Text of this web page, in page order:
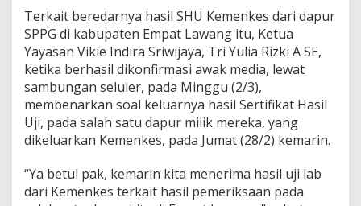
A
P
H
U
s
t
I
n
d
k
a
s
Terkait beredarnya hasil SHU Kemenkes dari dapur
SPPG di kabupaten Empat Lawang itu, Ketua
Yayasan Vikie Indira Sriwijaya, Tri Yulia Rizki A SE,
ketika berhasil dikonfirmasi awak media, lewat
sambungan seluler, pada Minggu (2/3),
membenarkan soal keluarnya hasil Sertifikat Hasil
Uji, pada salah satu dapur milik mereka, yang
dikeluarkan Kemenkes, pada Jumat (28/2) kemarin.
“Ya betul pak, kemarin kita menerima hasil uji lab
dari Kemenkes terkait hasil pemeriksaan pada